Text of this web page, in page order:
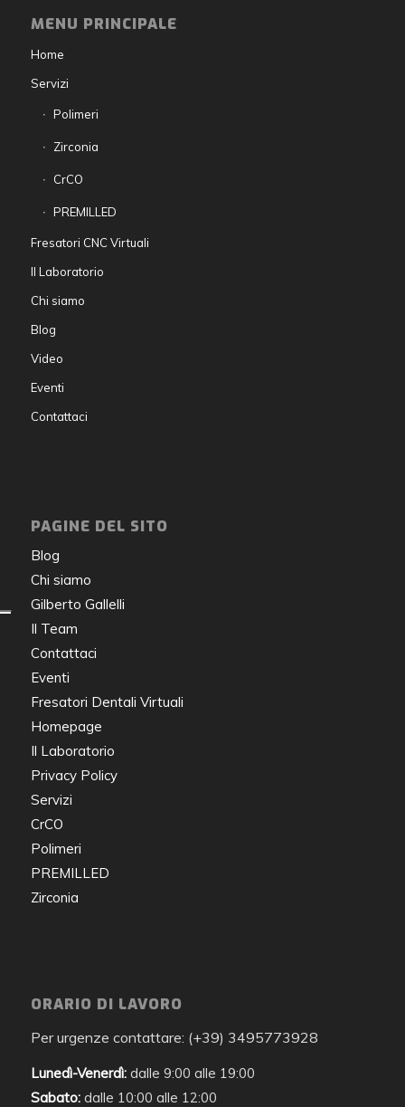
MENU PRINCIPALE
Home
Servizi
Polimeri
Zirconia
CrCO
PREMILLED
Fresatori CNC Virtuali
Il Laboratorio
Chi siamo
Blog
Video
Eventi
Contattaci
PAGINE DEL SITO
Blog
Chi siamo
Gilberto Gallelli
Il Team
Contattaci
Eventi
Fresatori Dentali Virtuali
Homepage
Il Laboratorio
Privacy Policy
Servizi
CrCO
Polimeri
PREMILLED
Zirconia
ORARIO DI LAVORO
Per urgenze contattare: (+39) 3495773928
Lunedì-Venerdì: dalle 9:00 alle 19:00
Sabato: dalle 10:00 alle 12:00